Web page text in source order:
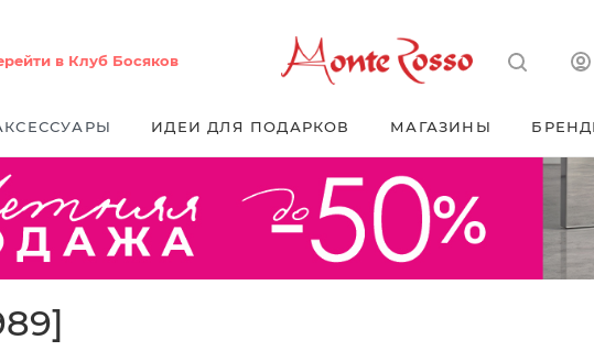
в Клуб Босяков
ИДЕИ ДЛЯ ПОДАРКОВ МАГАЗИНЫ